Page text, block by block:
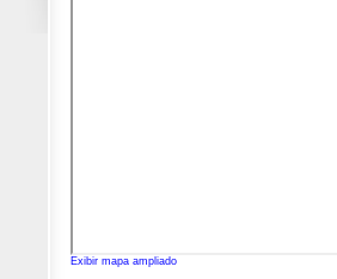
Exibir mapa ampliado